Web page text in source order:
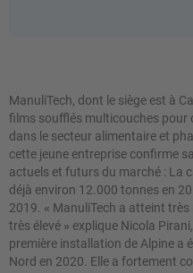
ManuliTech, dont le siège est à
films soufflés multicouches pour
dans le secteur alimentaire et
cette jeune entreprise confirme
actuels et futurs du marché : La
déjà environ 12.000 tonnes en
2019. « ManuliTech a atteint
très élevé » explique Nicola
première installation de Alpine a
Nord en 2020. Elle a fortement